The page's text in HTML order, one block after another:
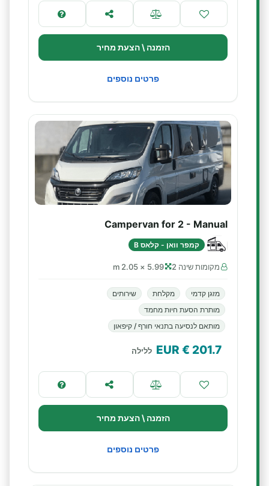
הזמנה \ הצעת מחיר
פרטים נוספים
Campervan for 2 - Manual
קמפר וואן - קלאס B
מקומות שינה 2 5.99 × 2.05 m
מזגן קדמי מקלחת
שירותים
מותרת הסעת חיות מחמד
מותאם לנסיעה בתנאי חורף / קיפאון
201.7
€ EUR ללילה
הזמנה \ הצעת מחיר
פרטים נוספים